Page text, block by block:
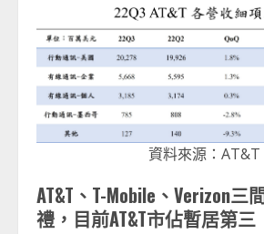
資料來源：AT&T
AT&T、T-Mobile、Verizon三
禮，目前AT&T市佔暫居第三